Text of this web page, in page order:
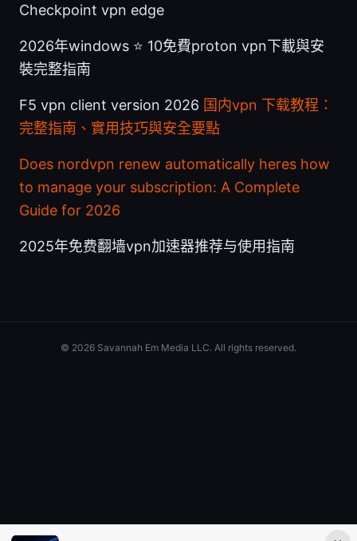
Checkpoint vpn edge
2026年windows ⭐ 10免費proton vpn下載與安
裝完整指南
F5 vpn client version 2026 国内vpn 下载教程：
完整指南、實用技巧與安全要點
Does nordvpn renew automatically heres how
to manage your subscription: A Complete
Guide for 2026
2025年免费翻墙vpn加速器推荐与使用指南
© 2026 Savannah Em Media LLC. All rights reserved.